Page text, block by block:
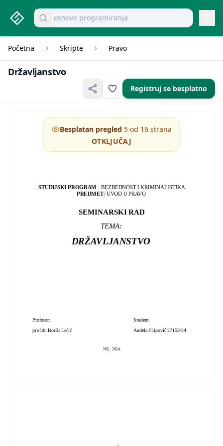
studenti.rs home page
Pretraži dokumente
osnove programiranja
Početna Skripte Pravo
Državljanstvo
Registruj se besplatno
STUDIJSKI PROGRAM : BEZBEDNOST I KRIMINALISTIKA
PREDMET: UVOD U PRAVO
SEMINARSKI RAD
TEMA:
DRŽAVLJANSTVO
Profesor: Student:
prof.dr. Boriša Lečić Anđela Filipović 27153/24
Niš, 2024.
Besplatan pregled·5 od 16 strana
OTKLJUČAJ